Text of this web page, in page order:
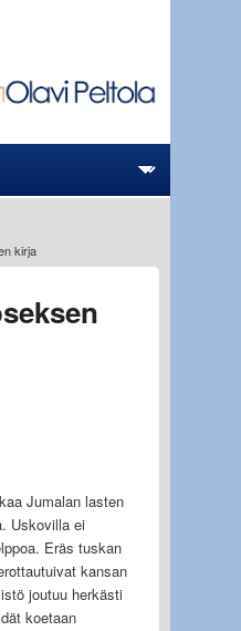
kirja
Jumalan lasten
Uskovilla ei
Eräs tuskan
kansan
joutuu herkästi
koetaan